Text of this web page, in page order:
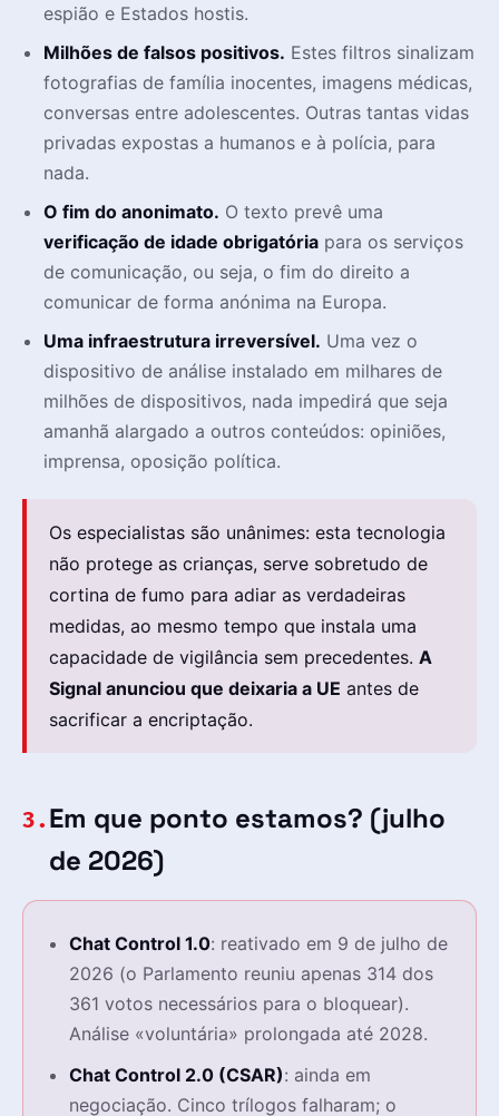
espião e Estados hostis.
Milhões de falsos positivos. Estes filtros sinalizam
fotografias de família inocentes, imagens médicas,
conversas entre adolescentes. Outras tantas vidas
privadas expostas a humanos e à polícia, para
nada.
O fim do anonimato. O texto prevê uma
verificação de idade obrigatória para os serviços
de comunicação, ou seja, o fim do direito a
comunicar de forma anónima na Europa.
Uma infraestrutura irreversível. Uma vez o
dispositivo de análise instalado em milhares de
milhões de dispositivos, nada impedirá que seja
amanhã alargado a outros conteúdos: opiniões,
imprensa, oposição política.
Os especialistas são unânimes: esta tecnologia
não protege as crianças, serve sobretudo de
cortina de fumo para adiar as verdadeiras
medidas, ao mesmo tempo que instala uma
capacidade de vigilância sem precedentes. A
Signal anunciou que deixaria a UE antes de
sacrificar a encriptação.
3. Em que ponto estamos? (julho
de 2026)
Chat Control 1.0: reativado em 9 de julho de
2026 (o Parlamento reuniu apenas 314 dos
361 votos necessários para o bloquear).
Análise «voluntária» prolongada até 2028.
Chat Control 2.0 (CSAR): ainda em
negociação. Cinco trílogos falharam; o